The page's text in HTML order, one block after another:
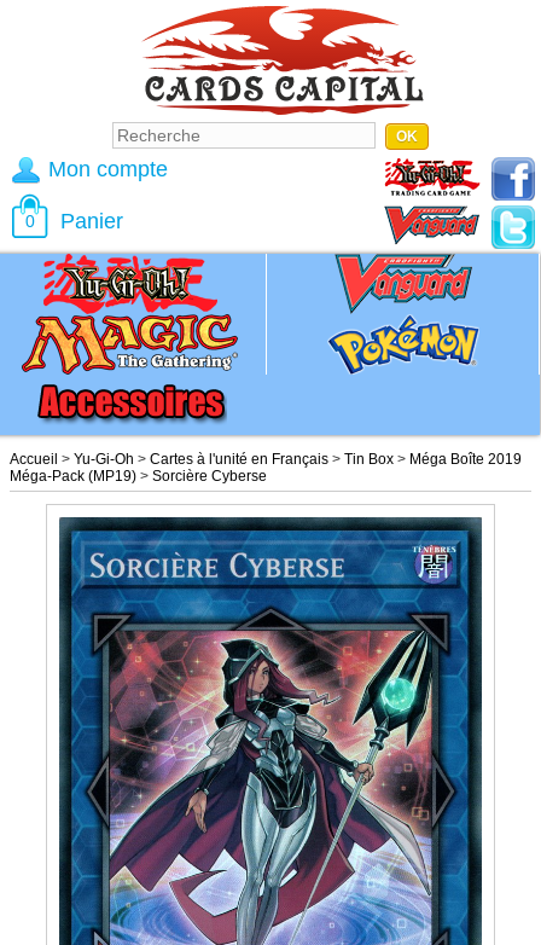
Accueil > Yu-Gi-Oh > Cartes à l'unité en Français > Tin Box > Méga Boîte 2019
Méga-Pack (MP19) > Sorcière Cyberse
Mon compte
0 Panier